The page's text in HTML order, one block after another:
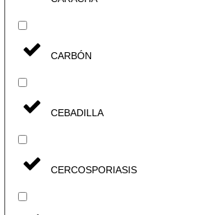
CARBÓN
CEBADILLA
CERCOSPORIASIS